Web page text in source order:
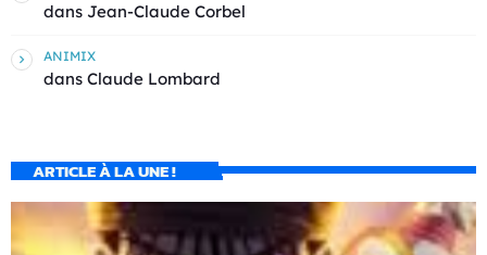
dans Jean-Claude Corbel
ANIMIX
dans Claude Lombard
ARTICLE À LA UNE !